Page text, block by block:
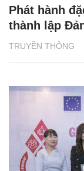
TRUYỀN THÔNG
Phát hành
thành lập